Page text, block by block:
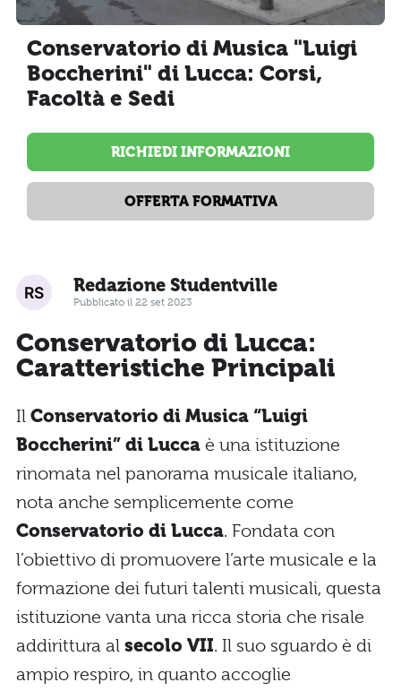
Conservatorio di Musica "Luigi
Boccherini" di Lucca: Corsi,
Facoltà e Sedi
RICHIEDI INFORMAZIONI
OFFERTA FORMATIVA
Redazione Studentville
Pubblicato il 22 set 2023
Conservatorio di Lucca:
Caratteristiche Principali
Il Conservatorio di Musica “Luigi
Boccherini” di Lucca è una istituzione
rinomata nel panorama musicale italiano,
nota anche semplicemente come
Conservatorio di Lucca. Fondata con
l’obiettivo di promuovere l’arte musicale e la
formazione dei futuri talenti musicali, questa
istituzione vanta una ricca storia che risale
addirittura al secolo VII. Il suo sguardo è di
ampio respiro, in quanto accoglie